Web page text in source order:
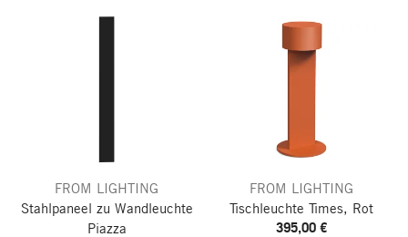
FROM LIGHTING
Stahlpaneel zu Wandleuchte
Piazza
FROM LIGHTING
Tischleuchte Times, Rot
395,00 €